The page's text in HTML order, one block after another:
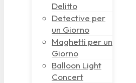
Delitto
Detective per
un Giorno
Maghetti per un
Giorno
Balloon Light
Concert